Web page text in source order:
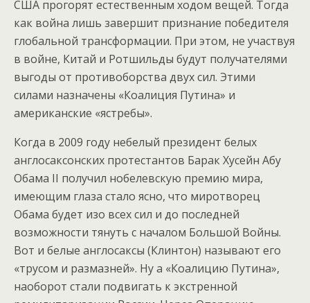
США прогорят естественным ходом вещей. Тогда
как война лишь завершит признание победителя
глобальной трансформации. При этом, не участвуя
в войне, Китай и Ротшильды будут получателями
выгоды от противоборства двух сил. Этими
силами назначены «Коалиция Путина» и
американские «ястребы».
Когда в 2009 году небелый президент белых
англосаксонских протестантов Барак Хусейн Абу
Обама II получил нобелевскую премию мира,
имеющим глаза стало ясно, что миротворец
Обама будет изо всех сил и до последней
возможности тянуть с началом Большой Войны.
Вот и белые англосаксы (Клинтон) называют его
«трусом и размазней». Ну а «Коалицию Путина»,
наоборот стали подвигать к экстренной